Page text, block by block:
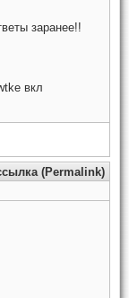
заранее!!
вкл
(Permalink)